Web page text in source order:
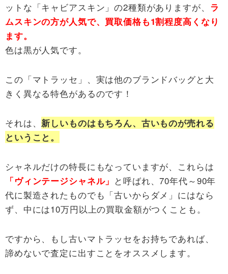
ットな「キャビアスキン」の2種類がありますが、 ラ
ムスキンの方が人気で、買取価格も1割程度高くなり
ます。
色は黒が人気です。
この「マトラッセ」、実は他のブランドバッグと大
きく異なる特色があるのです！
それは、新しいものはもちろん、古いものが売れる
ということ。
シャネルだけの特長にもなっていますが、これらは
「ヴィンテージシャネル」 と呼ばれ、70年代～90年
代に製造されたものでも「古いからダメ」にはなら
ず、中には10万円以上の買取金額がつくことも。
ですから、もし古いマトラッセをお持ちであれば、
諦めないで査定に出すことをオススメします。